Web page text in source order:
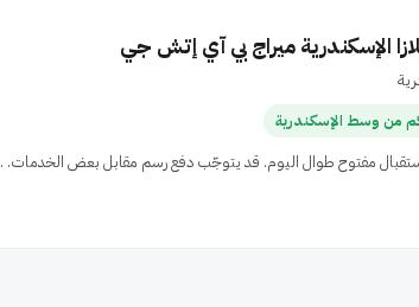
الإسكندرية ميراج بي آي إتش جي
مفتوح طوال اليوم. قد يتوجّب دفع رسم مقابل بعض الخدمات. .